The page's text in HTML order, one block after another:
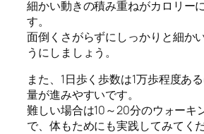
細かい動きの積み重ねがカロリー
す。
面倒くさがらずにしっかりと細か
うにしましょう。
また、1日歩く歩数は1万歩程度あ
量が進みやすいです。
難しい場合は10～20分のウォーキ
で、体もためにも実践してみてく